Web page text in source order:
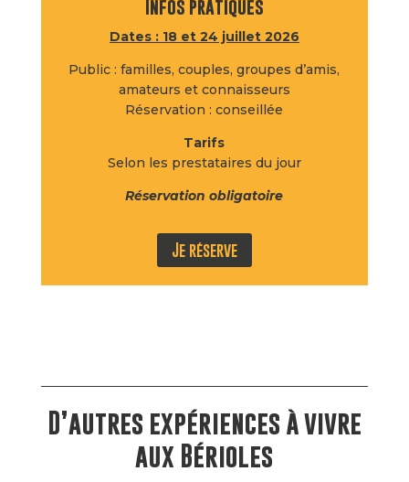
Infos pratiques
Dates : 18 et 24 juillet 2026
Public : familles, couples, groupes d’amis,
amateurs et connaisseurs
Réservation : conseillée
Tarifs
Selon les prestataires du jour
Réservation obligatoire
Je réserve
D’autres expériences à vivre
aux Bérioles